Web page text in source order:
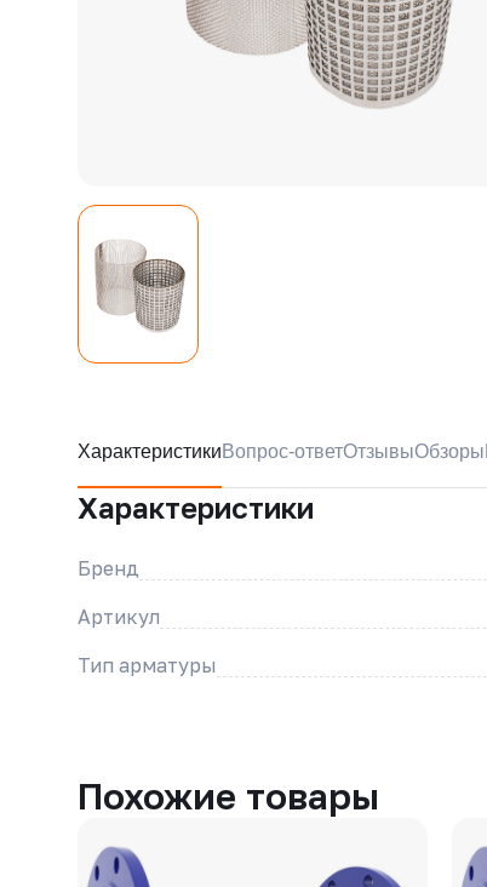
Характеристики Вопрос-ответОтзывыОбзоры
Характеристики
Бренд
Артикул
Тип арматуры
Похожие товары